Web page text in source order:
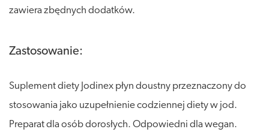
zawiera zbędnych dodatków.
Zastosowanie:
Suplement diety Jodinex płyn doustny przeznaczony do
stosowania jako uzupełnienie codziennej diety w jod.
Preparat dla osób dorosłych. Odpowiedni dla wegan.